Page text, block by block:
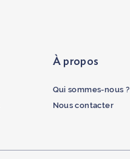
À propos
Qui sommes-nous ?
Nous contacter